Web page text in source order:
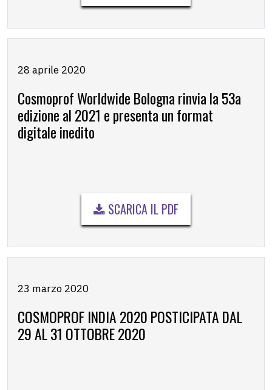
28 aprile 2020
Cosmoprof Worldwide Bologna rinvia la 53a
edizione al 2021 e presenta un format
digitale inedito
SCARICA IL PDF
23 marzo 2020
COSMOPROF INDIA 2020 POSTICIPATA DAL
29 AL 31 OTTOBRE 2020